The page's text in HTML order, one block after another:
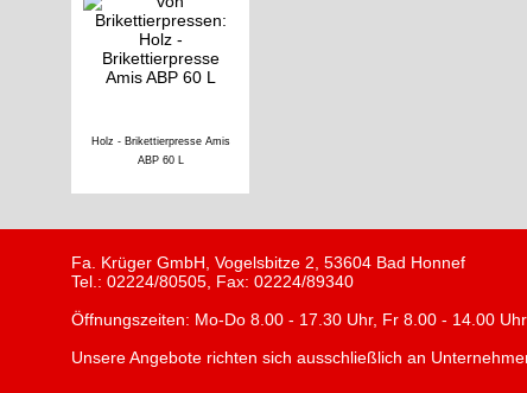
Holz - Brikettierpresse Amis
ABP 60 L
Fa. Krüger GmbH, Vogelsbitze 2, 53604 Bad Honnef
Tel.: 02224/80505, Fax: 02224/89340
Öffnungszeiten: Mo-Do 8.00 - 17.30 Uhr, Fr 8.00 - 14.00 Uhr
Unsere Angebote richten sich ausschließlich an